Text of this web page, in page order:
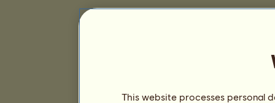
This website processes personal